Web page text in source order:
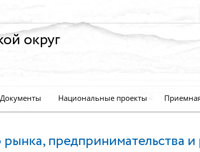
округ
Документы Национальные проекты
предпринимательства и